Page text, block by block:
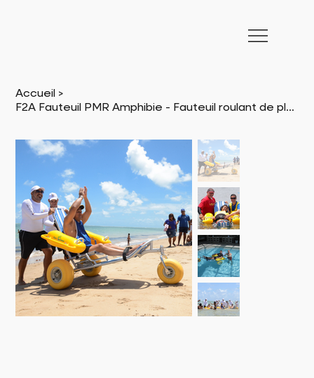
Accueil >
F2A Fauteuil PMR Amphibie - Fauteuil roulant de plage flottant